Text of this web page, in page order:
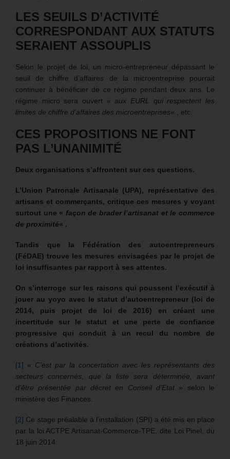
LES SEUILS D’ACTIVITÉ
CORRESPONDANT AUX STATUTS
SERAIENT ASSOUPLIS
Selon le projet de loi, un micro-entrepreneur dépassant le
seuil de chiffre d’affaires de la microentreprise pourrait
continuer à bénéficier de ce régime pendant deux ans. Le
régime micro sera ouvert «aux EURL qui respectent les
limites de chiffre d’affaires des microentreprises« , etc.
CES PROPOSITIONS NE FONT
PAS L’UNANIMITÉ
Deux organisations s’affrontent sur ces questions.
L’Union Patronale Artisanale (UPA), représentative des
artisans et commerçants, critique ces mesures y voyant
surtout une « façon de brader l’artisanat et le commerce
de proximité« .
Tandis que la Fédération des autoentrepreneurs
(FéDAE) trouve les mesures envisagées par le projet de
loi insuffisantes par rapport à ses attentes.
On s’interroge sur les raisons qui poussent l’exécutif à
jouer au yoyo avec le statut d’autoentrepreneur (loi de
2014, puis projet de loi de 2016) en créant une
incertitude sur le statut et une perte de confiance
progressive qui conduit à un recul du nombre de
créations d’activités.
[1] « C’est par la concertation avec les représentants des
secteurs concernés, que la liste sera déterminée, avant
d’être présentée par décret en Conseil d’Etat » selon le
ministère des Finances.
[2] Ce stage préalable à l’installation (SPI) a été mis en place
par la loi ACTPE Artisanat-Commerce-TPE, dite Loi Pinel, du
18 juin 2014.